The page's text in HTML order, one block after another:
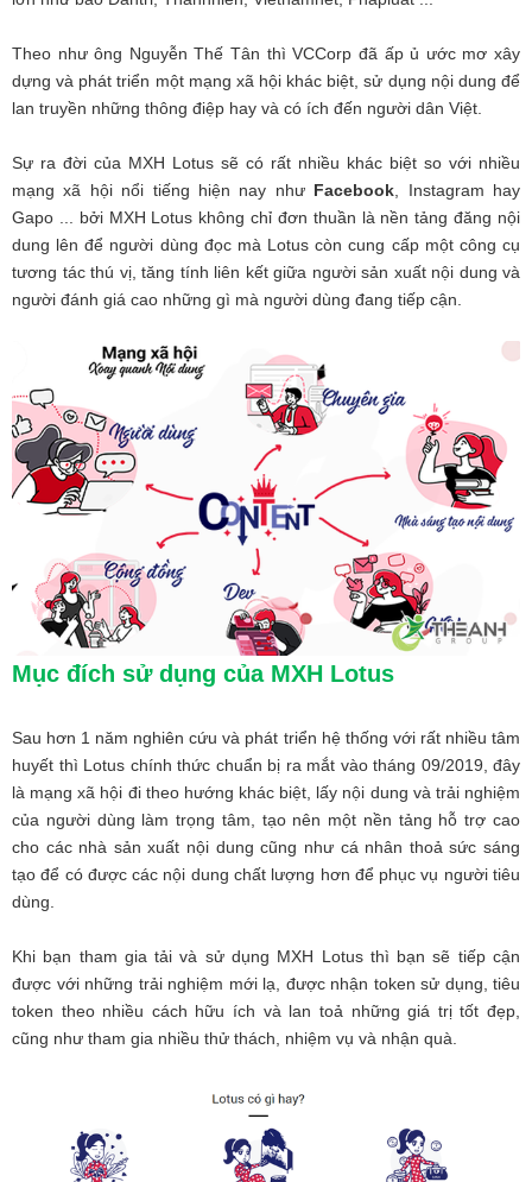
Theo như ông Nguyễn Thế Tân thì VCCorp đã ấp ủ ước mơ xây
dựng và phát triển một mạng xã hội khác biệt, sử dụng nội dung để
lan truyền những thông điệp hay và có ích đến người dân Việt.
Sự ra đời của MXH Lotus sẽ có rất nhiều khác biệt so với nhiều
mạng xã hội nổi tiếng hiện nay như Facebook , Instagram hay
Gapo ... bởi MXH Lotus không chỉ đơn thuần là nền tảng đăng nội
dung lên để người dùng đọc mà Lotus còn cung cấp một công cụ
tương tác thú vị, tăng tính liên kết giữa người sản xuất nội dung và
người đánh giá cao những gì mà người dùng đang tiếp cận.
Mục đích sử dụng của MXH Lotus
Sau hơn 1 năm nghiên cứu và phát triển hệ thống với rất nhiều tâm
huyết thì Lotus chính thức chuẩn bị ra mắt vào tháng 09/2019, đây
là mạng xã hội đi theo hướng khác biệt, lấy nội dung và trải nghiệm
của người dùng làm trọng tâm, tạo nên một nền tảng hỗ trợ cao
cho các nhà sản xuất nội dung cũng như cá nhân thoả sức sáng
tạo để có được các nội dung chất lượng hơn để phục vụ người tiêu
dùng.
Khi bạn tham gia tải và sử dụng MXH Lotus thì bạn sẽ tiếp cận
được với những trải nghiệm mới lạ, được nhận token sử dụng, tiêu
token theo nhiều cách hữu ích và lan toả những giá trị tốt đẹp,
cũng như tham gia nhiều thử thách, nhiệm vụ và nhận quà.